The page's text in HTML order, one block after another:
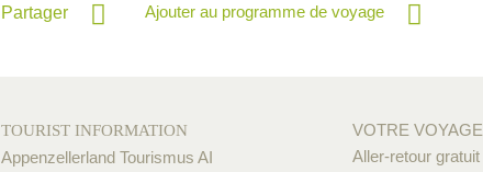
Partager Ajouter au programme de voyage
TOURIST INFORMATION
Appenzellerland Tourismus AI
VOTRE VOYAGE
Aller-retour gratuit